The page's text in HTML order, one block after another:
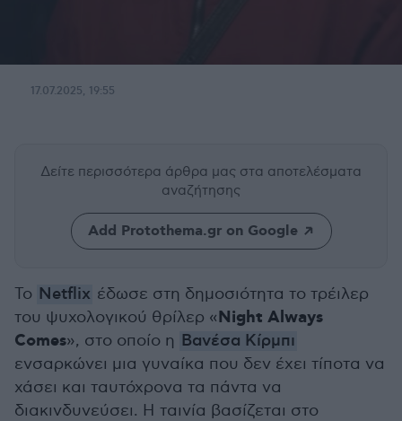
17.07.2025, 19:55
Δείτε περισσότερα άρθρα μας στα αποτελέσματα
αναζήτησης
Add Protothema.gr on Google
Το Netflix έδωσε στη δημοσιότητα το τρέιλερ
του ψυχολογικού θρίλερ «Night Always
Comes», στο οποίο η Βανέσα Κίρμπι
ενσαρκώνει μια γυναίκα που δεν έχει τίποτα να
χάσει και ταυτόχρονα τα πάντα να
διακινδυνεύσει. Η ταινία βασίζεται στο